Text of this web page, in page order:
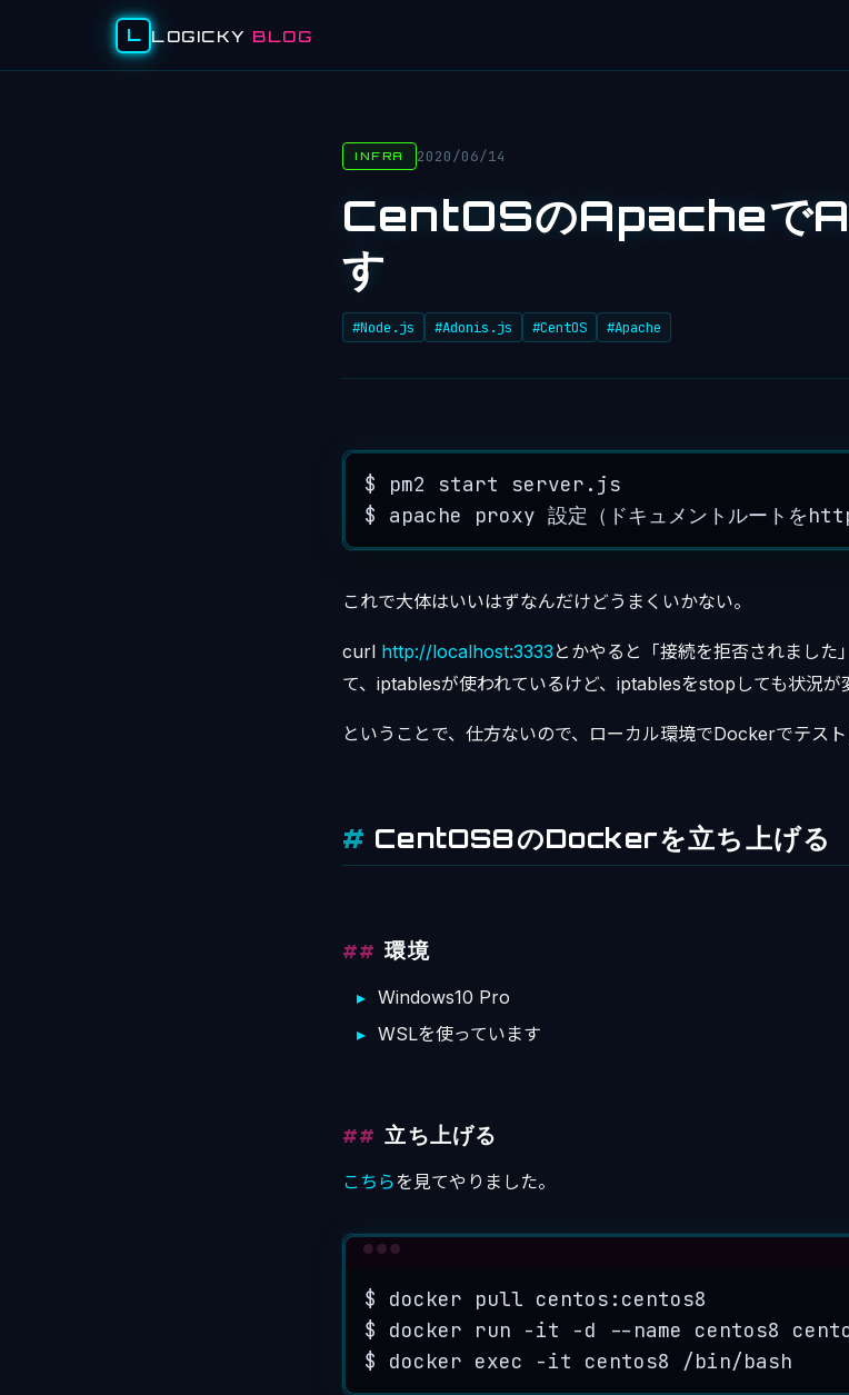
L LOGICKY BLOG
INFRA 2020/06/14
CentOSのApacheで
す
#Node.js #Adonis.js #CentOS #Apache
$ pm2 start server.js
$ apache proxy 設定（ドキュメントルートを
これで大体はいいはずなんだけどうまくいかない。
curl http://localhost:3333 とかやると「接続を拒否されまし
て、iptablesが使われているけど、iptablesをstopしても状況が
ということで、仕方ないので、ローカル環境でDockerでテスト
CentOS8のDockerを立ち上げる
環境
Windows10 Pro
WSLを使っています
立ち上げる
こちらを見てやりました。
$ docker pull centos:centos8
$
docker run -it -d --name centos8
$
docker exec -it centos8 /bin/bash